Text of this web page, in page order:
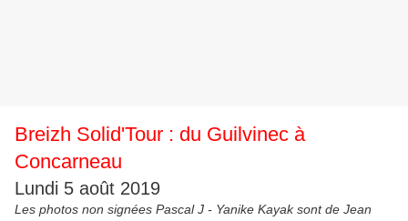
Breizh Solid'Tour : du Guilvinec à
Concarneau
Lundi 5 août 2019
Les photos non signées Pascal J - Yanike Kayak sont de Jean